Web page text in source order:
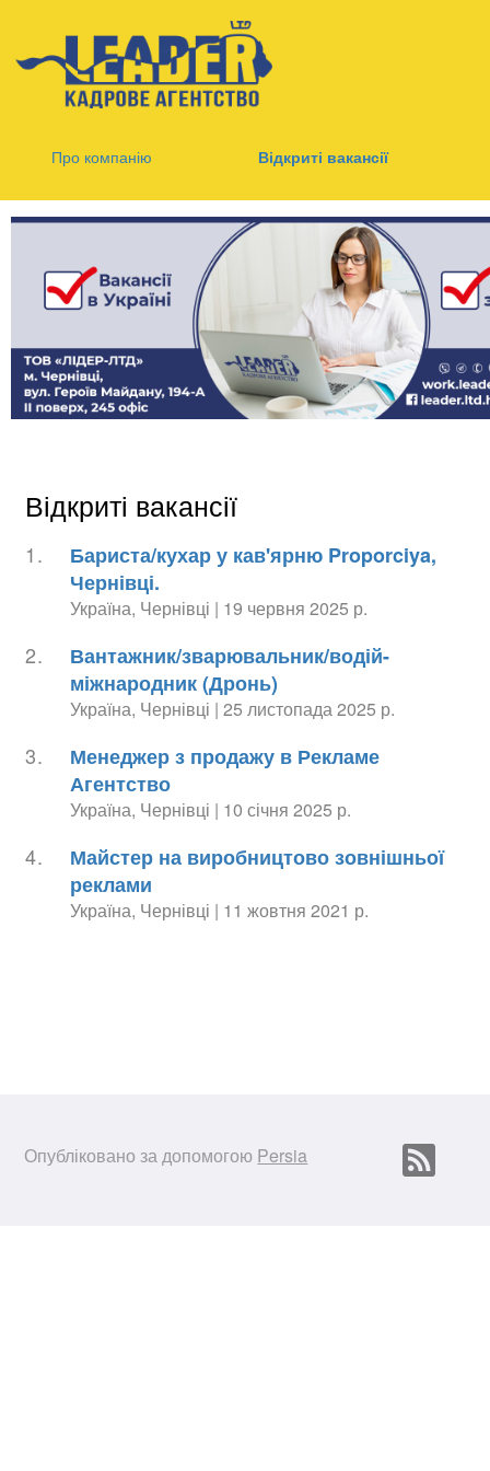
Про компанію Відкриті вакансії
Відкриті вакансії
1.
Бариста/кухар у кав'ярню Proporciya,
Чернівці.
Україна, Чернівці | 19 червня 2025 р.
2.
Вантажник/зварювальник/водій-
міжнародник (Дронь)
Україна, Чернівці | 25 листопада 2025 р.
3.
Менеджер з продажу в Рекламе
Агентство
Україна, Чернівці | 10 січня 2025 р.
4.
Майстер на виробництово зовнішньої
реклами
Україна, Чернівці | 11 жовтня 2021 р.
Опубліковано за допомогою Persia